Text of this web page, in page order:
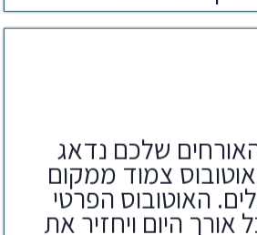
שלכם נדאג
צמוד ממקום
האוטובוס הפרטי
אורך היום ויחזיר את